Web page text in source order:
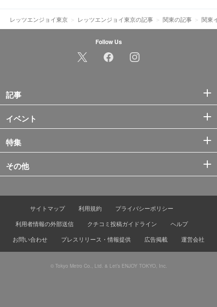
レッツエンジョイ東京 レッツエンジョイ東京の記事 関東の記事 関東
Follow Us
記事
イベント
特集
その他
サイトマップ 利用規約
プライバシーポリシー
利用者情報の外部送信
クチコミ投稿ガイドライン
ヘルプ
お問い合わせ
プレスリリース・情報提供 広告掲載 運営会社
© Tokyo Metro Co., Ltd. & Let’s ENJOY TOKYO, Inc.